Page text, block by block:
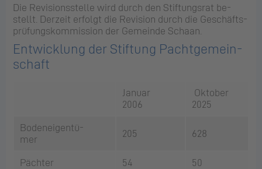
Die Re­vi­si­ons­stel­le wird durch den Stif­tungs­rat be­
stellt. Der­zeit er­folgt die Re­vi­si­on durch die Ge­schäfts­
prü­fungs­kom­mis­si­on der Ge­mein­de Scha­an.
Ent­wick­lung der Stif­tung Pacht­ge­mein­
schaft
Ja­nu­ar
2006
Oktober
2025
Bo­den­ei­gen­tü­
mer
205 628
Päch­ter 54
50